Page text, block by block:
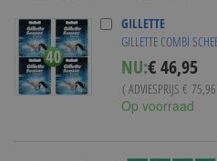
GILLETTE
GILLETTE COMBI
NU:Special
Price
€ 46,95
( ADVIESPRIJS € 75,96
Op voorraad